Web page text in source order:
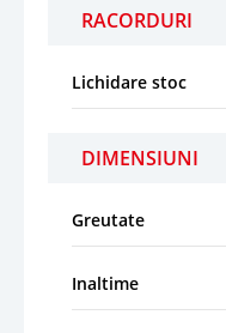
RACORDURI
Lichidare stoc
DIMENSIUNI
Greutate
Inaltime